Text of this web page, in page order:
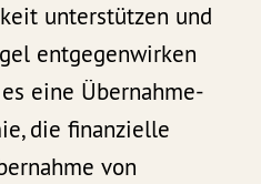
unterstützen und
entgegenwirken
eine Übernahme-
die finanzielle
von